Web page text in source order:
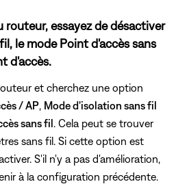
routeur, essayez de désactiver
le mode Point d'accès sans
d'accès.
et cherchez une option
/ AP, Mode d'isolation sans fil
sans fil . Cela peut se trouver
sans fil. Si cette option est
S'il n'y a pas d'amélioration,
à la configuration précédente.